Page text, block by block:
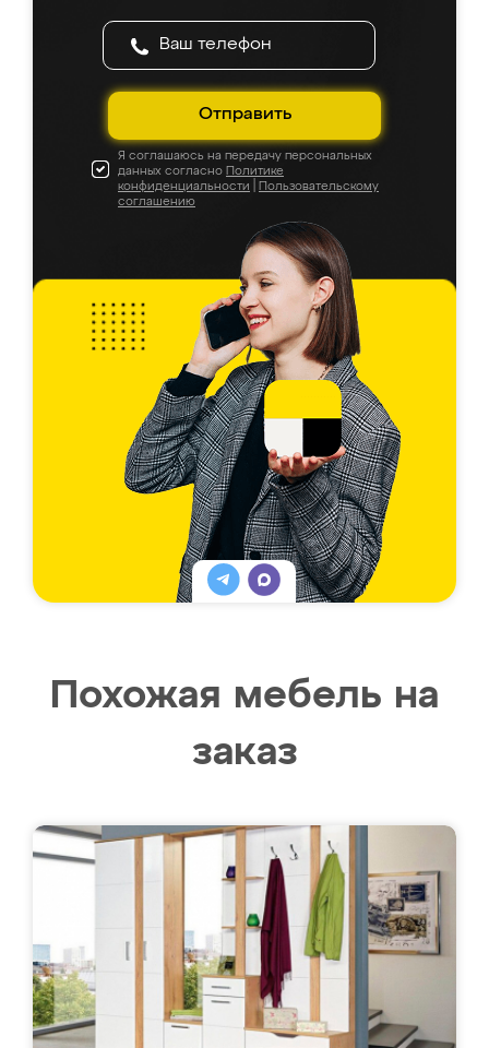
Отправить
Я соглашаюсь на передачу персональных
данных согласно Политике
конфиденциальности
Пользовательскому
соглашению
Похожая мебель на
заказ